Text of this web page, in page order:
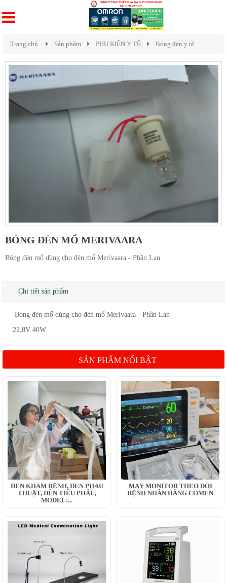
Trang chủ Sản phẩm PHỤ KIỆN Y TẾ Bóng đèn y tế
BÓNG ĐÈN MỔ MERIVAARA
Bóng đèn mổ dùng cho đèn mổ Merivaara - Phần Lan
Chi tiết sản phẩm
Bóng đèn mổ dùng cho đèn mổ Merivaara - Phần Lan
22,8V 40W
SẢN PHẨM NỔI BẬT
ĐÈN KHÁM BỆNH, ĐÈN PHẪU
THUẬT, ĐÈN TIỂU PHẪU,
MODEL:...
MÁY MONITOR THEO DÕI
BỆNH NHÂN HÃNG COMEN